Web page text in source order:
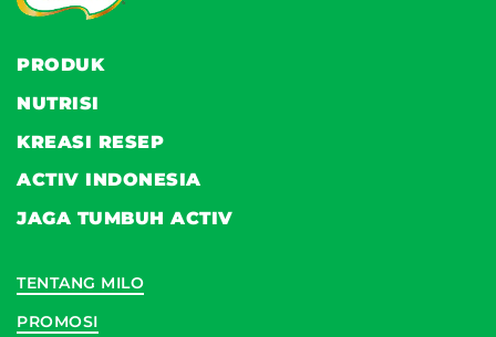
PRODUK
NUTRISI
KREASI RESEP
ACTIV INDONESIA
JAGA TUMBUH ACTIV
TENTANG MILO
PROMOSI